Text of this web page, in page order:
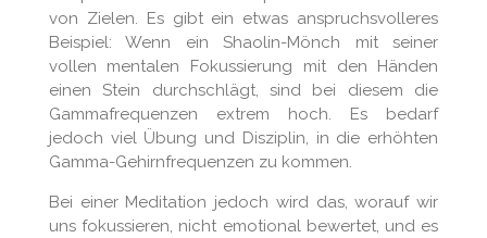
von Zielen. Es gibt ein etwas anspruchsvolleres
Beispiel: Wenn ein Shaolin-Mönch mit seiner
vollen mentalen Fokussierung mit den Händen
einen Stein durchschlägt, sind bei diesem die
Gammafrequenzen extrem hoch. Es bedarf
jedoch viel Übung und Disziplin, in die erhöhten
Gamma-Gehirnfrequenzen zu kommen.
Bei einer Meditation jedoch wird das, worauf wir
uns fokussieren, nicht emotional bewertet, und es